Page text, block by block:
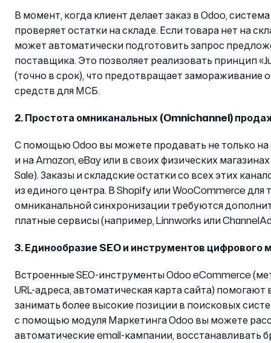
В момент, когда клиент делает заказ в Odoo,
проверяет остатки на складе. Если товара нет на
может автоматически подготовить запрос
поставщика. Это позволяет реализовать принцип
(точно в срок), что предотвращает замораживание
средств для МСБ.
2. Простота омниканальных (Omnichannel)
С помощью Odoo вы можете продавать не только на
и на Amazon, eBay или в своих физических
Sale). Заказы и складские остатки со всех этих
из единого центра. В Shopify или WooCommerce для
омниканальной синхронизации требуются
платные сервисы (например, Linnworks или
3. Единообразие SEO и инструментов цифрового
Встроенные SEO-инструменты Odoo eCommerce
URL-адреса, автоматическая карта сайта)
занимать более высокие позиции в поисковых
с помощью модуля Маркетинга Odoo вы можете
автоматические email-кампании, восстанавливать